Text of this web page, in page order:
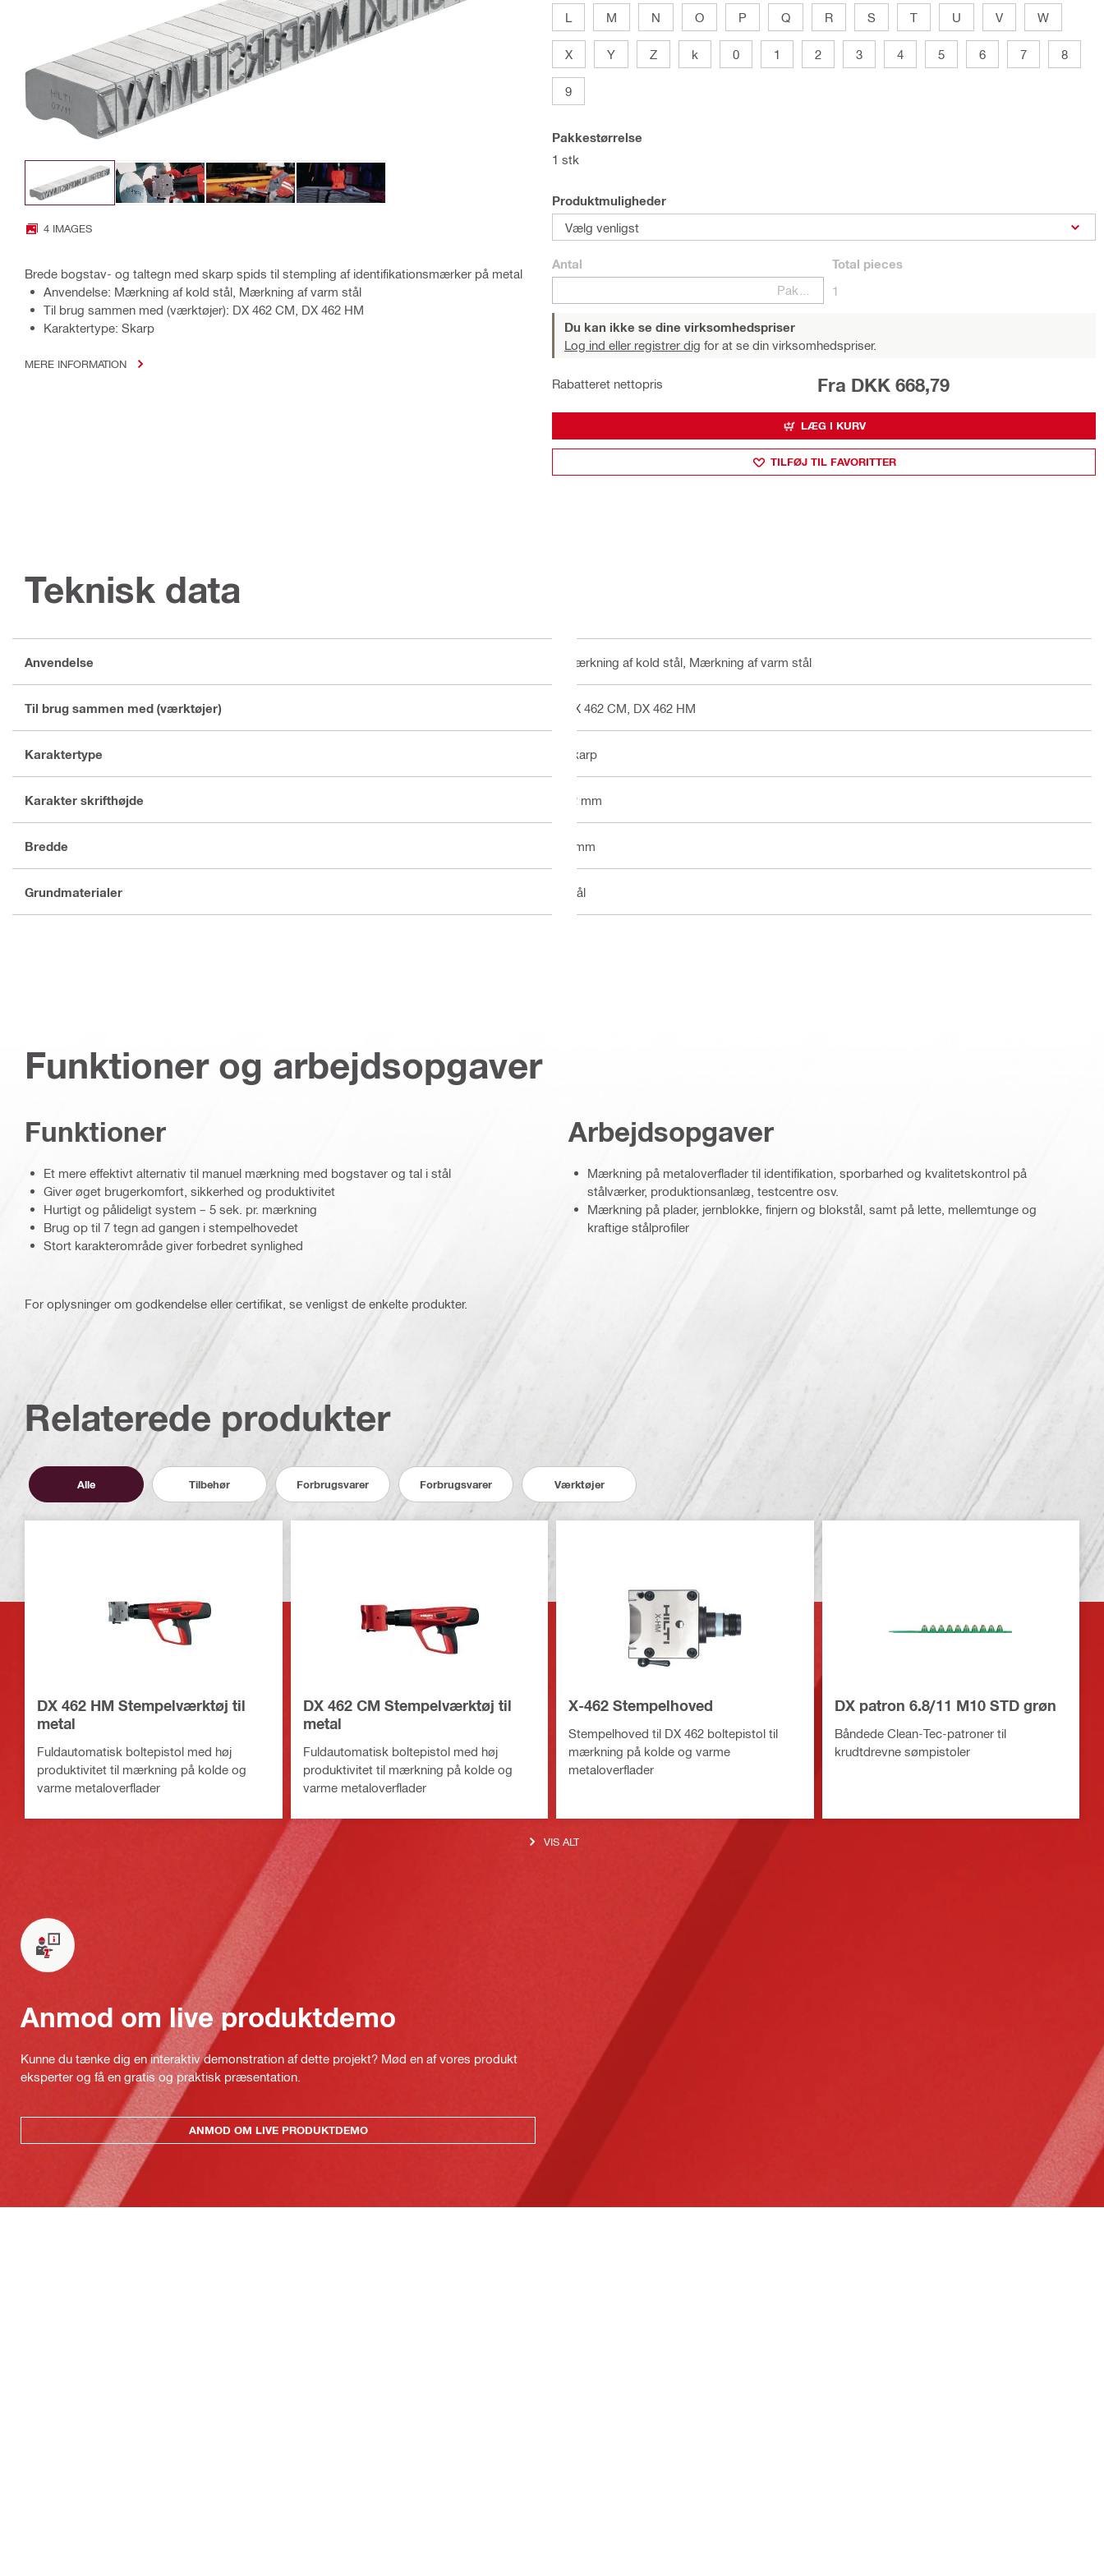
4 IMAGES
Brede bogstav- og taltegn med skarp spids til stempling af identifikationsmærker på metal
Anvendelse: Mærkning af kold stål, Mærkning af varm stål
Til brug sammen med (værktøjer): DX 462 CM, DX 462 HM
Karaktertype: Skarp
MERE INFORMATION
L M N O P Q R S T U V W
X Y Z k 0 1 2 3 4 5 6 7 8
9
Pakkestørrelse
1 stk
Produktmuligheder
Vælg venligst
Antal
Total pieces
1
Du kan ikke se dine virksomhedspriser
Log ind eller registrer dig for at se din virksomhedspriser.
Rabatteret nettopris Fra DKK 668,79
LÆG I KURV
TILFØJ TIL FAVORITTER
Teknisk data
Anvendelse Mærkning af kold stål, Mærkning af varm stål
Til brug sammen med (værktøjer) DX 462 CM, DX 462 HM
Karaktertype Skarp
Karakter skrifthøjde 12 mm
Bredde 8 mm
Grundmaterialer Stål
Funktioner og arbejdsopgaver
Funktioner
Et mere effektivt alternativ til manuel mærkning med bogstaver og tal i stål
Giver øget brugerkomfort, sikkerhed og produktivitet
Hurtigt og pålideligt system – 5 sek. pr. mærkning
Brug op til 7 tegn ad gangen i stempelhovedet
Stort karakterområde giver forbedret synlighed
Arbejdsopgaver
Mærkning på metaloverflader til identifikation, sporbarhed og kvalitetskontrol på
stålværker, produktionsanlæg, testcentre osv.
Mærkning på plader, jernblokke, finjern og blokstål, samt på lette, mellemtunge og
kraftige stålprofiler
For oplysninger om godkendelse eller certifikat, se venligst de enkelte produkter.
Relaterede produkter
Alle Tilbehør Forbrugsvarer Forbrugsvarer Værktøjer
DX 462 HM Stempelværktøj til
metal
Fuldautomatisk boltepistol med høj
produktivitet til mærkning på kolde og
varme metaloverflader
DX 462 CM Stempelværktøj til
metal
Fuldautomatisk boltepistol med høj
produktivitet til mærkning på kolde og
varme metaloverflader
X-462 Stempelhoved
Stempelhoved til DX 462 boltepistol til
mærkning på kolde og varme
metaloverflader
DX patron 6.8/11 M10 STD grøn
Båndede Clean-Tec-patroner til
krudtdrevne sømpistoler
VIS ALT
Anmod om live produktdemo
Kunne du tænke dig en interaktiv demonstration af dette projekt? Mød en af vores produkt
eksperter og få en gratis og praktisk præsentation.
ANMOD OM LIVE PRODUKTDEMO